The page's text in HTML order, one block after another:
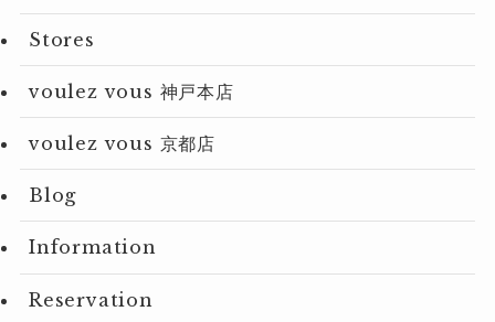
Stores
voulez vous 神戸本店
voulez vous 京都店
Blog
Information
Reservation